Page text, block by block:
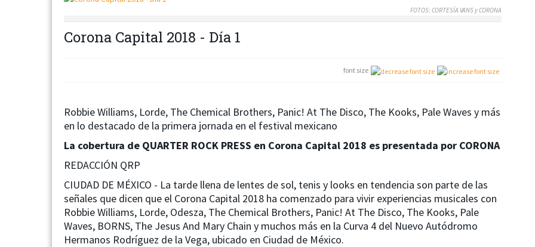
FOTOS: CORTESÍA VANS y CORONA
Corona Capital 2018 - Día 1
font size
Robbie Williams, Lorde, The Chemical Brothers, Panic! At The Disco, The Kooks, Pale Waves y más
en lo destacado de la primera jornada en el festival mexicano
La cobertura de QUARTER ROCK PRESS en Corona Capital 2018 es presentada por CORONA
REDACCIÓN QRP
CIUDAD DE MÉXICO - La tarde llena de lentes de sol, tenis y looks en tendencia son parte de las
señales que dicen que el Corona Capital 2018 ha comenzado para vivir experiencias musicales con
Robbie Williams, Lorde, Odesza, The Chemical Brothers, Panic! At The Disco, The Kooks, Pale
Waves, BORNS, The Jesus And Mary Chain y muchos más en la Curva 4 del Nuevo Autódromo
Hermanos Rodríguez de la Vega, ubicado en Ciudad de México.